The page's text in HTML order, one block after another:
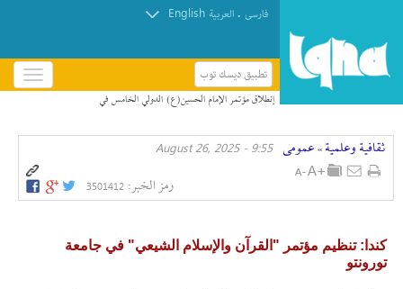
فارسی . العربیة English
تطبيق ديسك توب
باز
و
کردن
ثقافیة وعلمیة » عمومی 9:55 - August 26, 2025
رمز الخبر: 3501412
کندا: تنظيم مؤتمر "القرآن والإسلام الشيعي" في جامعة
تورونتو